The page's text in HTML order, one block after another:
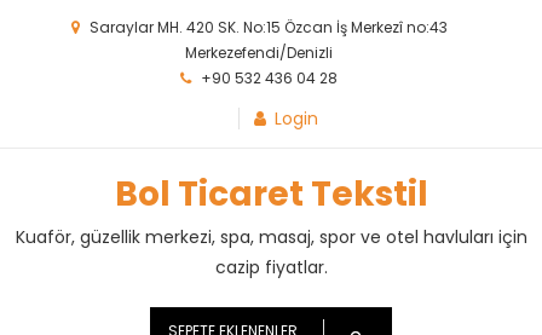
Saraylar MH. 420 SK. No:15 Özcan İş Merkezî no:43
Merkezefendi/Denizli
+90 532 436 04 28
Login
Bol Ticaret Tekstil
Kuaför, güzellik merkezi, spa, masaj, spor ve otel havluları için
cazip fiyatlar.
SEPETE EKLENENLER